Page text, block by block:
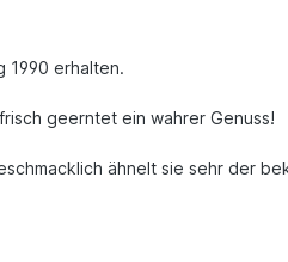
1990 erhalten.
geerntet ein wahrer Genuss!
ähnelt sie sehr der